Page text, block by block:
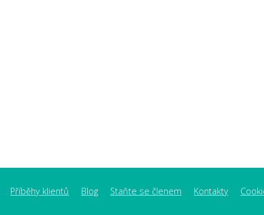
Příběhy klientů Blog Staňte se členem Kontakty